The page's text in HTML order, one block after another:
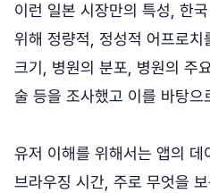
이런 일본 시장만의 특성, 한
위해 정량적, 정성적 어프로치
크기, 병원의 분포, 병원의 주
술 등을 조사했고 이를 바탕으
유저 이해를 위해서는 앱의
브라우징 시간, 주로 무엇을